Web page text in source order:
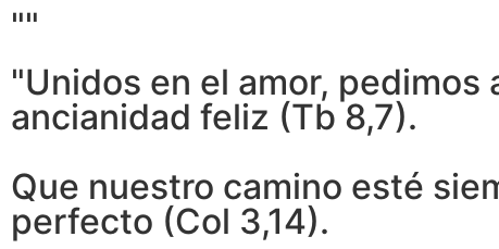
""
"Unidos en el amor,
ancianidad feliz (Tb 8,7).
Que nuestro camino esté
perfecto (Col 3,14).